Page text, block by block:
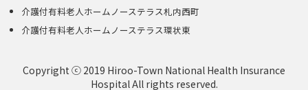
介護付有料老人ホームノーステラス札内西町
介護付有料老人ホームノーステラス環状東
Copyright ⓒ 2019 Hiroo-Town National Health Insurance
Hospital All rights reserved.